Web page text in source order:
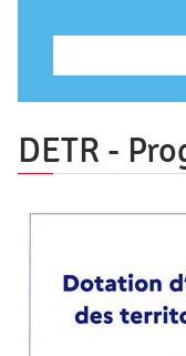
s
i
c
DETR -